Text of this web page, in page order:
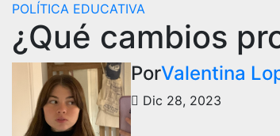
POLÍTICA EDUCATIVA
¿Qué cambios
PorValentina
Dic 28, 2023